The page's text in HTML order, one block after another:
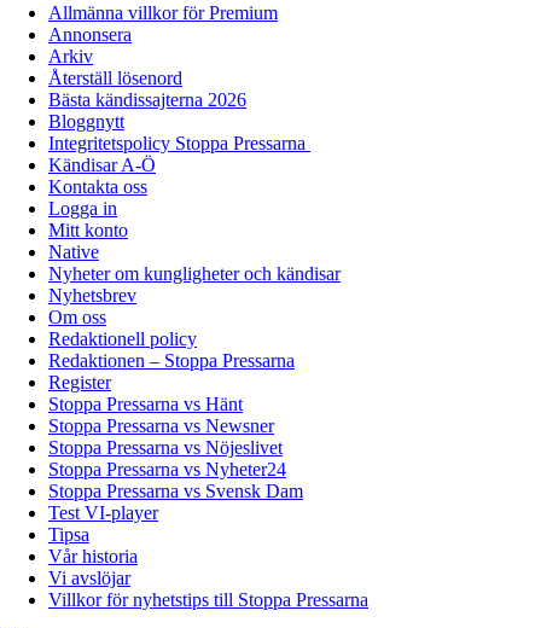
Allmänna villkor för Premium
Annonsera
Arkiv
Återställ lösenord
Bästa kändissajterna 2026
Bloggnytt
Integritetspolicy Stoppa Pressarna
Kändisar A-Ö
Kontakta oss
Logga in
Mitt konto
Native
Nyheter om kungligheter och kändisar
Nyhetsbrev
Om oss
Redaktionell policy
Redaktionen – Stoppa Pressarna
Register
Stoppa Pressarna vs Hänt
Stoppa Pressarna vs Newsner
Stoppa Pressarna vs Nöjeslivet
Stoppa Pressarna vs Nyheter24
Stoppa Pressarna vs Svensk Dam
Test VI-player
Tipsa
Vår historia
Vi avslöjar
Villkor för nyhetstips till Stoppa Pressarna